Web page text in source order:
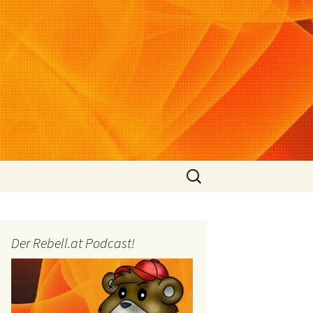
Suchen
nach:
Der Rebell.at Podcast!